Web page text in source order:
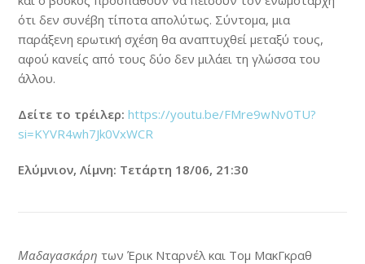
ότι δεν συνέβη τίποτα απολύτως. Σύντομα, μια
παράξενη ερωτική σχέση θα αναπτυχθεί μεταξύ τους,
αφού κανείς από τους δύο δεν μιλάει τη γλώσσα του
άλλου.
Δείτε το τρέιλερ: https://youtu.be/FMre9wNv0TU?
si=KYVR4wh7Jk0VxWCR
Ελύμνιον, Λίμνη: Τετάρτη 18/06, 21:30
Μαδαγασκάρη των Έρικ Νταρνέλ και Τομ ΜακΓκραθ